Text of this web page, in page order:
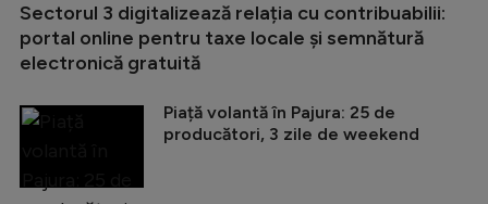
Sectorul 3 digitalizează relația cu contribuabilii:
portal online pentru taxe locale și semnătură
electronică gratuită
Piață volantă în Pajura: 25 de
producători, 3 zile de weekend